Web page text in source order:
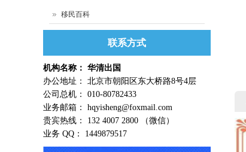
移民百科
联系方式
机构名称： 华清出国
办公地址： 北京市朝阳区东大桥路8号4层
公司总机： 010-80782433
业务邮箱： hqyisheng@foxmail.com
贵宾热线： 132 4007 2800 （微信）
业务 QQ： 1449879517